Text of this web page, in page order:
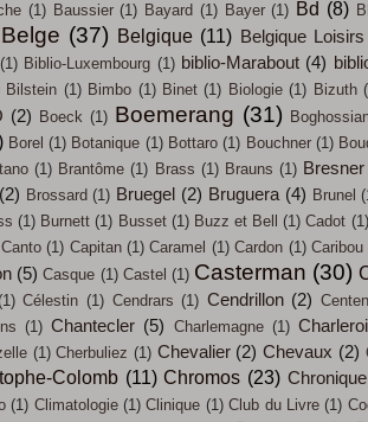
(1) Baussier (1) Bayard (1) Bayer (1) Bd (8)
Belge (37) Belgique (11) Belgique Loisirs
(1) Biblio-Luxembourg (1) biblio-Marabout (4)
Bilstein (1) Bimbo (1) Binet (1) Biologie (1) Bizuth
(2) Boeck (1) Boemerang (31)
Borel (1) Botanique (1) Bottaro (1) Bouchner (1)
(1) Brantôme (1) Brass (1) Brauns (1) Bresner
(2) Brossard (1) Bruegel (2) Bruguera (4) Brunel
(1) Burnett (1) Busset (1) Buzz et Bell (1) Cadot (1)
Canto (1) Capitan (1) Caramel (1) Cardon (1) Caribou
(5) Casque (1) Castel (1) Casterman (30)
Célestin (1) Cendrars (1) Cendrillon (2)
(1) Chantecler (5) Charlemagne (1) Charleroi
(1) Cherbuliez (1) Chevalier (2) Chevaux (2)
Colomb (11) Chromos (23) Chronique
(1) Climatologie (1) Clinique (1) Club du Livre (1)